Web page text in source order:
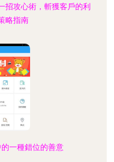
招攻心術，斬獲客戶的利
略指南
一種錯位的善意